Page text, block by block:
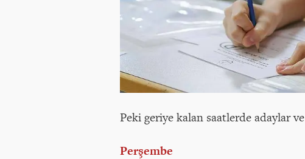
Peki geriye kalan saatlerde adaylar
Perşembe